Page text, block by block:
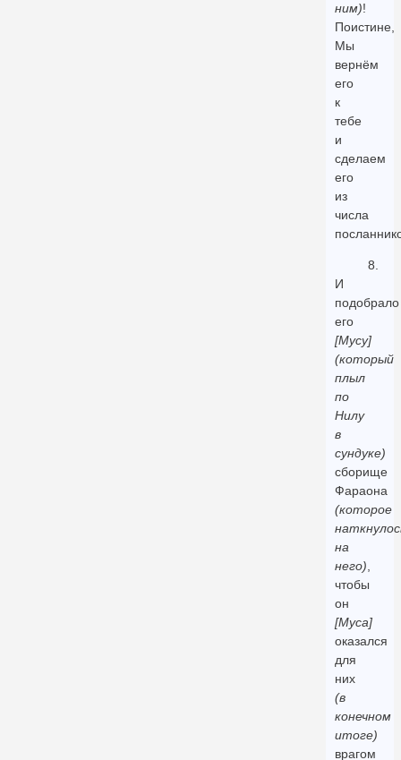
ним)!
Поистине,
Мы
вернём
его
к
тебе
и
сделаем
его
из
числа
8.
И
подобрало
его
[Мусу]
(который
плыл
по
Нилу
в
сундуке)
сборище
Фараона
(которое
на
него),
чтобы
он
[Муса]
оказался
для
них
(в
конечном
итоге)
врагом